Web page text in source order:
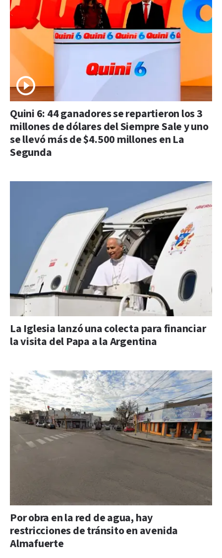
Quini 6: 44 ganadores se repartieron los 3
millones de dólares del Siempre Sale y uno
se llevó más de $4.500 millones en La
Segunda
La Iglesia lanzó una colecta para financiar
la visita del Papa a la Argentina
Por obra en la red de agua, hay
restricciones de tránsito en avenida
Almafuerte